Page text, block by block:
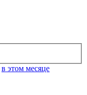
в этом месяце